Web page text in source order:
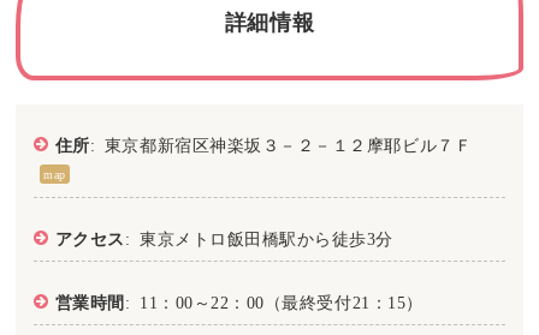
詳細情報
住所: 東京都新宿区神楽坂３－２－１２摩耶ビル７Ｆ
map
アクセス : 東京メトロ飯田橋駅から徒歩3分
営業時間 : 11：00～22：00（最終受付21：15）